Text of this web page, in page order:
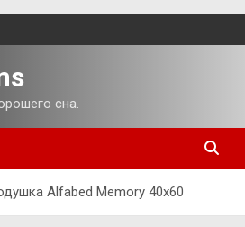
сна.
Alfabed Memory 40х60